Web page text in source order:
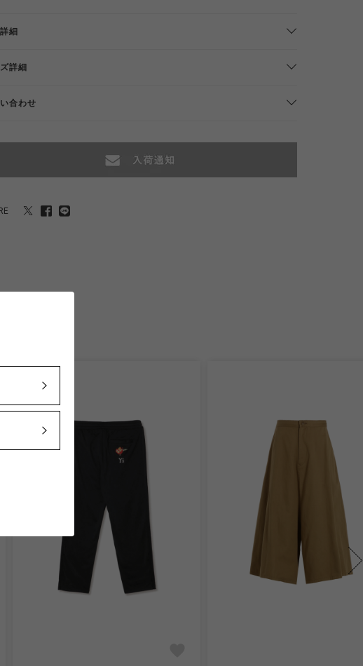
細
詳細
合わせ